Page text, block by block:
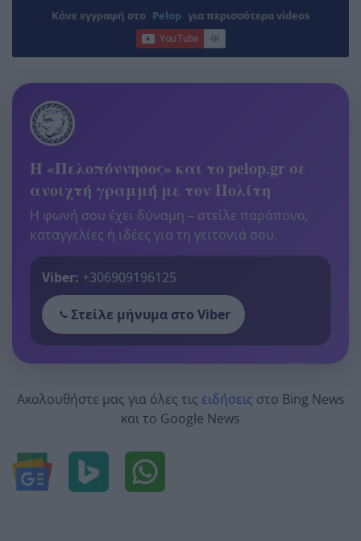
Κάνε εγγραφή στο Pelop για περισσότερα videos
Η «Πελοπόννησος» και το pelop.gr σε
ανοιχτή γραμμή με τον Πολίτη
Η φωνή σου έχει δύναμη – στείλε παράπονα,
καταγγελίες ή ιδέες για τη γειτονιά σου.
Viber: +306909196125
Στείλε μήνυμα στο Viber
Ακολουθήστε μας για όλες τις ειδήσεις στο Bing News
και το Google News